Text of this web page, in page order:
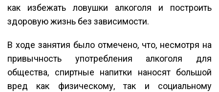
как избежать ловушки алкоголя и построить
здоровую жизнь без зависимости.
В ходе занятия было отмечено, что, несмотря на
привычность употребления алкоголя для
общества, спиртные напитки наносят большой
вред как физическому, так и социальному